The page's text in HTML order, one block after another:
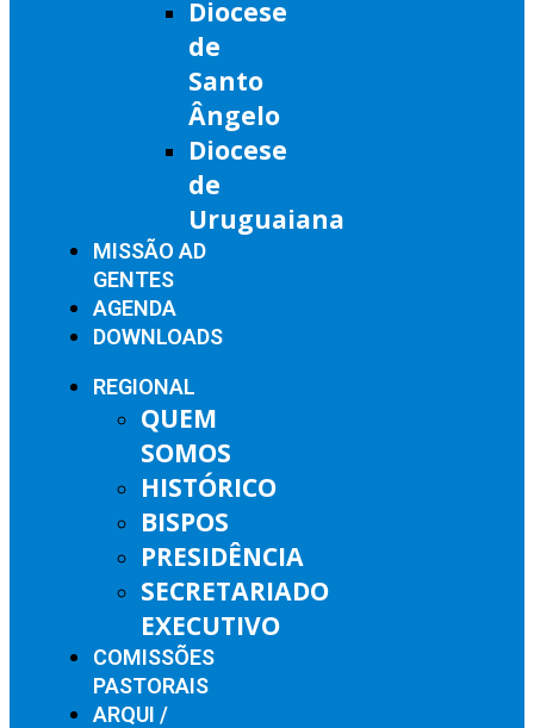
Diocese
de
Santo
Ângelo
Diocese
de
Uruguaiana
MISSÃO AD
GENTES
AGENDA
DOWNLOADS
REGIONAL
QUEM
SOMOS
HISTÓRICO
BISPOS
PRESIDÊNCIA
SECRETARIADO
EXECUTIVO
COMISSÕES
PASTORAIS
ARQUI /